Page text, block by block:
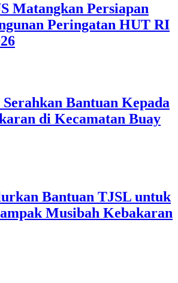
Matangkan Persiapan
Peringatan HUT RI
Bantuan Kepada
di Kecamatan Buay
Bantuan TJSL untuk
Musibah Kebakaran